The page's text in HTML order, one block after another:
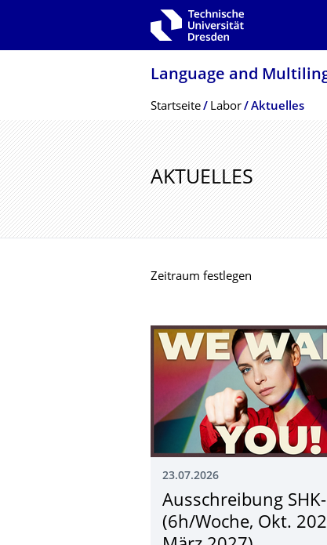
Zur Hauptnavigation springen
Language and
Breadcrumb-Menü
Startseite Labor Aktuelles
AKTUELLES
Zeitraum festlegen
23.07.2026
Ausschreibung
(6h/Woche, Okt.